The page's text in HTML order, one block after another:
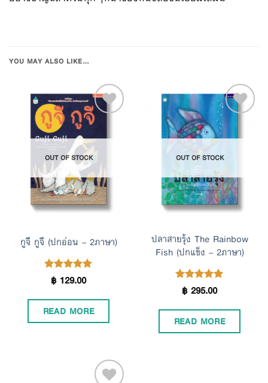
YOU MAY ALSO LIKE…
Wishlist
OUT OF STOCK
กูจี กูจี (ปกอ่อน – 2ภาษา)
Rated5.00
฿129.00
READ MORE
OUT OF STOCK
ปลาสายรุ้ง The Rainbow
Fish (ปกแข็ง – 2ภาษา)
Rated5.00
฿295.00
READ MORE